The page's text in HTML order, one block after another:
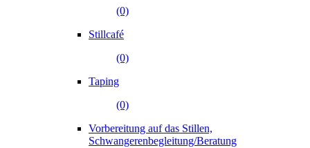
(0)
Stillcafé
(0)
Taping
(0)
Vorbereitung auf das Stillen,
Schwangerenbegleitung/Beratung